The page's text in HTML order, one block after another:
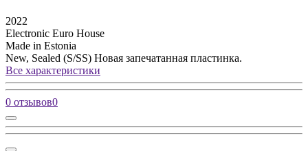
2022
Electronic Euro House
Made in Estonia
New, Sealed (S/SS) Новая запечатанная пластинка.
Все характеристики
0 отзывов0